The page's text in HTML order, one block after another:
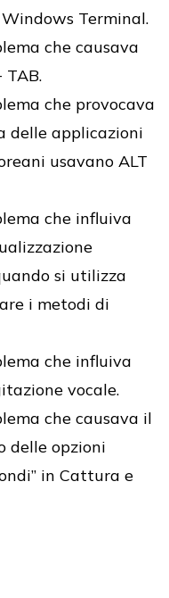
Terminal.
che causava
TAB.
che provocava
delle applicazioni
usavano ALT
che influiva
si utilizza
i metodi di
che influiva
vocale.
che causava il
delle opzioni
in Cattura e